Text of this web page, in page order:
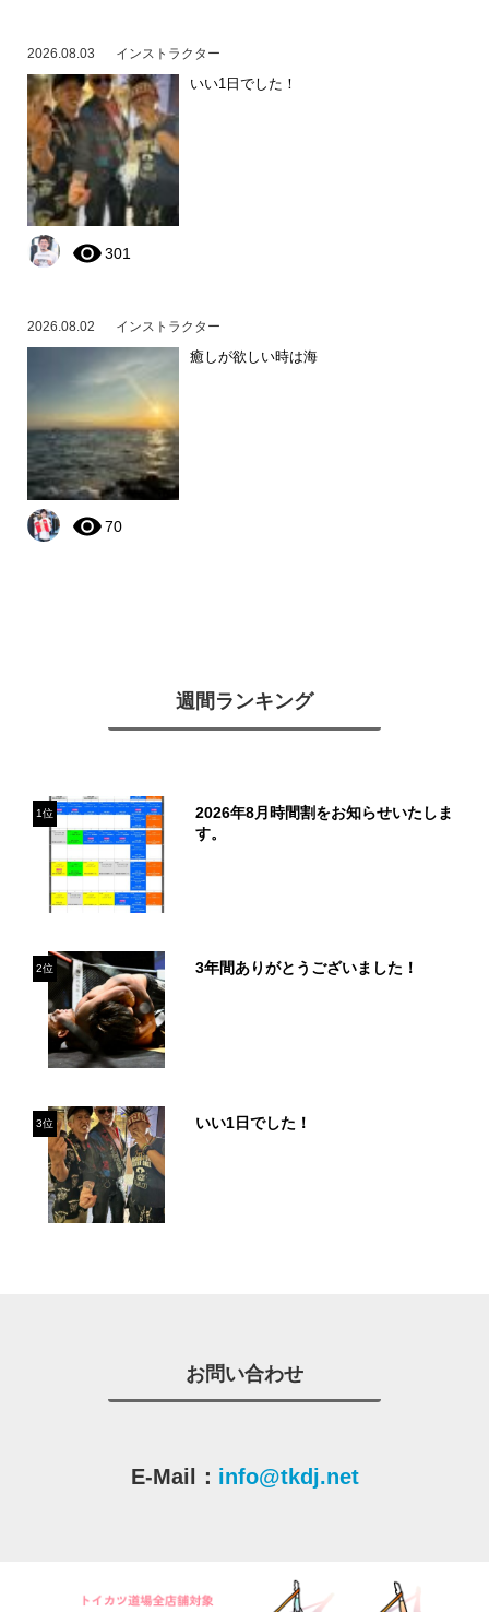
2026.08.03 インストラクター
いい1日でした！
301
2026.08.02 インストラクター
癒しが欲しい時は海
70
週間ランキング
1位
2026年8月時間割をお知らせいたしま
す。
2位 3年間ありがとうございました！
3位 いい1日でした！
お問い合わせ
E-Mail： info@tkdj.net